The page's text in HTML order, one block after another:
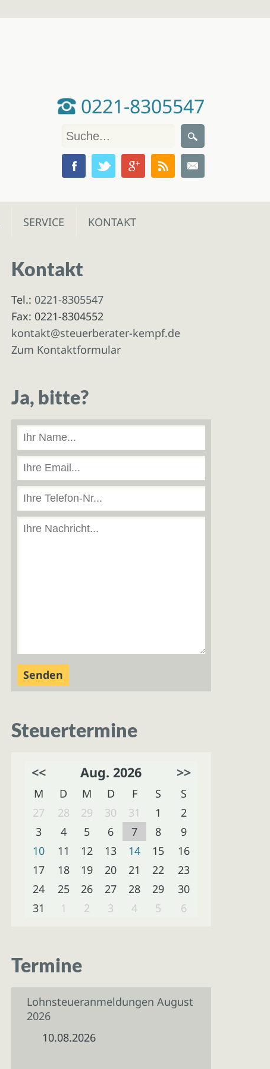
0221-8305547
SERVICE KONTAKT
Kontakt
Tel.: 0221-8305547
Fax: 0221-8304552
kontakt@steuerberater-kempf.de
Zum Kontaktformular
Ja, bitte?
Steuertermine
<< Aug. 2026 >>
M D M D F S
S
27
28 29 30 31 1
2
3
4 5 6 7 8
9
10
11 12 13 14 15
16
17
18 19 20 21 22
23
24
25 26 27 28 29
30
31
1 2 3 4 5 6
Termine
Lohnsteueranmeldungen August
2026
10.08.2026